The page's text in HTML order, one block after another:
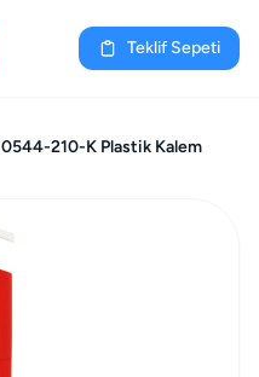
Teklif Sepeti
0544-210-K Plastik Kalem